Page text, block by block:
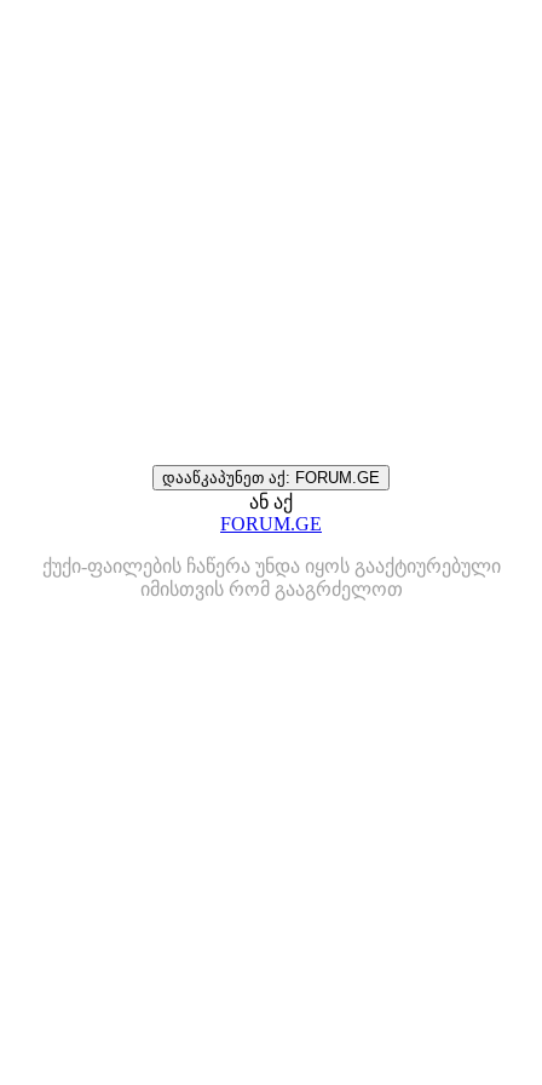
დააწკაპუნეთ აქ: FORUM.GE
ან აქ
FORUM.GE
ქუქი-ფაილების ჩაწერა უნდა იყოს გააქტიურებული
იმისთვის რომ გააგრძელოთ